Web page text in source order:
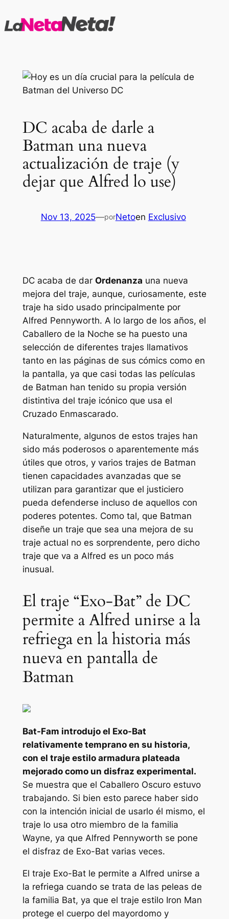
al
DC acaba de darle a
Batman una nueva
actualización de traje (y
dejar que Alfred lo use)
Nov 13, 2025—porNetoen Exclusivo
DC acaba de dar Ordenanza una nueva
mejora del traje, aunque, curiosamente, este
traje ha sido usado principalmente por
Alfred Pennyworth. A lo largo de los años, el
Caballero de la Noche se ha puesto una
selección de diferentes trajes llamativos
tanto en las páginas de sus cómics como en
la pantalla, ya que casi todas las películas
de Batman han tenido su propia versión
distintiva del traje icónico que usa el
Cruzado Enmascarado.
Naturalmente, algunos de estos trajes han
sido más poderosos o aparentemente más
útiles que otros, y varios trajes de Batman
tienen capacidades avanzadas que se
utilizan para garantizar que el justiciero
pueda defenderse incluso de aquellos con
poderes potentes. Como tal, que Batman
diseñe un traje que sea una mejora de su
traje actual no es sorprendente, pero dicho
traje que va a Alfred es un poco más
inusual.
El traje “Exo-Bat” de DC
permite a Alfred unirse a la
refriega en la historia más
nueva en pantalla de
Batman
Bat-Fam introdujo el Exo-Bat
relativamente temprano en su historia,
con el traje estilo armadura plateada
mejorado como un disfraz experimental.
Se muestra que el Caballero Oscuro estuvo
trabajando. Si bien esto parece haber sido
con la intención inicial de usarlo él mismo, el
traje lo usa otro miembro de la familia
Wayne, ya que Alfred Pennyworth se pone
el disfraz de Exo-Bat varias veces.
El traje Exo-Bat le permite a Alfred unirse a
la refriega cuando se trata de las peleas de
la familia Bat, ya que el traje estilo Iron Man
protege el cuerpo del mayordomo y